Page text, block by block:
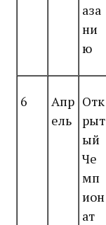
аза
ни
ю
6
Апр
ель
Отк
рыт
ый
Че
мп
ион
ат